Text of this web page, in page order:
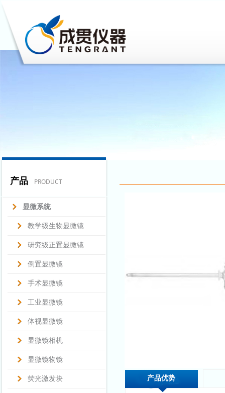
产品 PRODUCT
显微系统
教学级生物显微镜
研究级正置显微镜
倒置显微镜
手术显微镜
工业显微镜
体视显微镜
显微镜相机
显微镜物镜
荧光激发块 产品优势